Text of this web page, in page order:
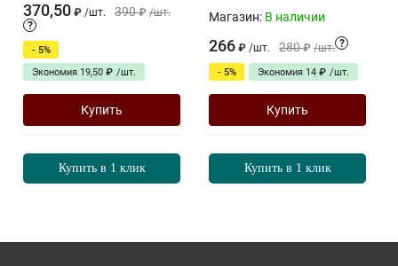
370,50 ₽ /шт. 390 ₽ /шт.
?
- 5%
Экономия 19,50 ₽ /шт.
Купить
Купить в 1 клик
Магазин: В наличии
266 ₽ /шт. 280 ₽ /шт. ?
- 5% Экономия 14 ₽ /шт.
Купить
Купить в 1 клик